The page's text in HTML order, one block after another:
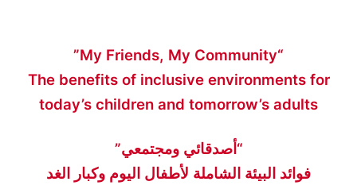
“My Friends, My Community”
The benefits of inclusive environments for
today’s children and tomorrow’s adults
“أصدقائي ومجتمعي”
فوائد البيئة الشاملة لأطفال اليوم وكبار الغد